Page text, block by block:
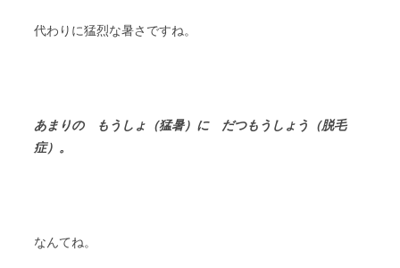
代わりに猛烈な暑さですね。
あまりの もうしょ（猛暑）に だつもうしょう（脱毛
症）。
なんてね。